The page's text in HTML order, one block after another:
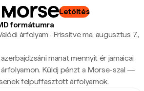
Letöltés
formátumra
árfolyam · Frissítve ma, augusztus 7.,
manat mennyit ér jamaicai
Küldj pénzt a Morse-szal —
felpuffasztott árfolyamok.